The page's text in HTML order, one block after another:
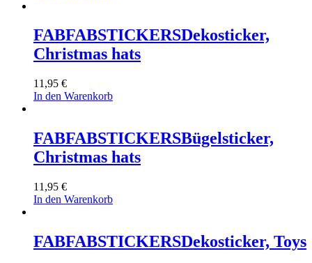
FABFABSTICKERSDekosticker,
Christmas hats
11,95 €
In den Warenkorb
FABFABSTICKERSBügelsticker,
Christmas hats
11,95 €
In den Warenkorb
FABFABSTICKERSDekosticker, Toys